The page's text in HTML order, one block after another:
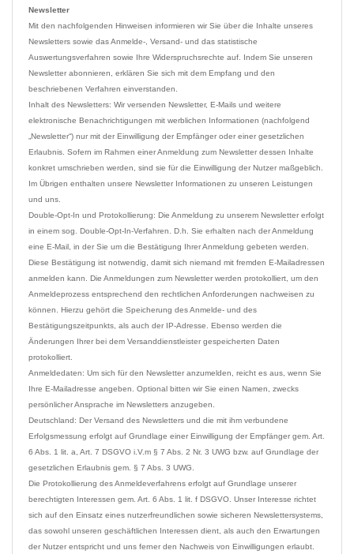
Newsletter
Mit den nachfolgenden Hinweisen informieren wir Sie über die Inhalte unseres
Newsletters sowie das Anmelde-, Versand- und das statistische
Auswertungsverfahren sowie Ihre Widerspruchsrechte auf. Indem Sie unseren
Newsletter abonnieren, erklären Sie sich mit dem Empfang und den
beschriebenen Verfahren einverstanden.
Inhalt des Newsletters: Wir versenden Newsletter, E-Mails und weitere
elektronische Benachrichtigungen mit werblichen Informationen (nachfolgend
„Newsletter“) nur mit der Einwilligung der Empfänger oder einer gesetzlichen
Erlaubnis. Sofern im Rahmen einer Anmeldung zum Newsletter dessen Inhalte
konkret umschrieben werden, sind sie für die Einwilligung der Nutzer maßgeblich.
Im Übrigen enthalten unsere Newsletter Informationen zu unseren Leistungen
und uns.
Double-Opt-In und Protokollierung: Die Anmeldung zu unserem Newsletter erfolgt
in einem sog. Double-Opt-In-Verfahren. D.h. Sie erhalten nach der Anmeldung
eine E-Mail, in der Sie um die Bestätigung Ihrer Anmeldung gebeten werden.
Diese Bestätigung ist notwendig, damit sich niemand mit fremden E-Mailadressen
anmelden kann. Die Anmeldungen zum Newsletter werden protokolliert, um den
Anmeldeprozess entsprechend den rechtlichen Anforderungen nachweisen zu
können. Hierzu gehört die Speicherung des Anmelde- und des
Bestätigungszeitpunkts, als auch der IP-Adresse. Ebenso werden die
Änderungen Ihrer bei dem Versanddienstleister gespeicherten Daten
protokolliert.
Anmeldedaten: Um sich für den Newsletter anzumelden, reicht es aus, wenn Sie
Ihre E-Mailadresse angeben. Optional bitten wir Sie einen Namen, zwecks
persönlicher Ansprache im Newsletters anzugeben.
Deutschland: Der Versand des Newsletters und die mit ihm verbundene
Erfolgsmessung erfolgt auf Grundlage einer Einwilligung der Empfänger gem. Art.
6 Abs. 1 lit. a, Art. 7 DSGVO i.V.m § 7 Abs. 2 Nr. 3 UWG bzw. auf Grundlage der
gesetzlichen Erlaubnis gem. § 7 Abs. 3 UWG.
Die Protokollierung des Anmeldeverfahrens erfolgt auf Grundlage unserer
berechtigten Interessen gem. Art. 6 Abs. 1 lit. f DSGVO. Unser Interesse richtet
sich auf den Einsatz eines nutzerfreundlichen sowie sicheren Newslettersystems,
das sowohl unseren geschäftlichen Interessen dient, als auch den Erwartungen
der Nutzer entspricht und uns ferner den Nachweis von Einwilligungen erlaubt.